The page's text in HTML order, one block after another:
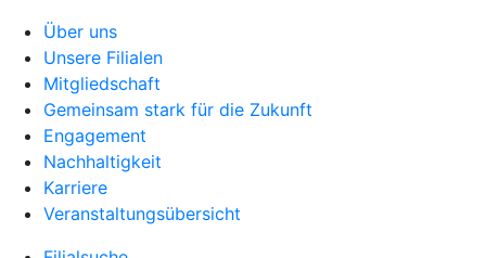
Über uns
Unsere Filialen
Mitgliedschaft
Gemeinsam stark für die Zukunft
Engagement
Nachhaltigkeit
Karriere
Veranstaltungsübersicht